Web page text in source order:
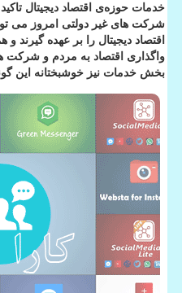
خدمات حوزه‌ی اقتصاد دیجیتال
شركت های غیر دولتی امروز می
اقتصاد دیجیتال را بر عهده گیرند
واگذاری اقتصاد به مردم و شركت
بخش خدمات نیز خوشبختانه این